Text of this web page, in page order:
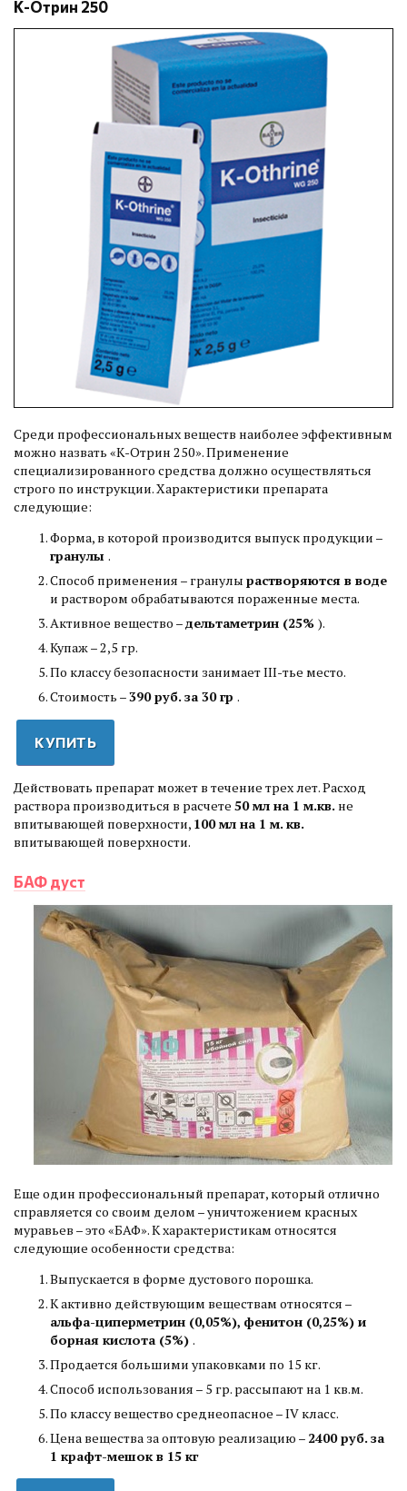
К-Отрин 250
Среди профессиональных веществ наиболее эффективным
можно назвать «К-Отрин 250». Применение
специализированного средства должно осуществляться
строго по инструкции. Характеристики препарата
следующие:
Форма, в которой производится выпуск продукции –
гранулы .
Способ применения – гранулы растворяются в воде
и раствором обрабатываются пораженные места.
Активное вещество –дельтаметрин (25% ).
Купаж – 2,5 гр.
По классу безопасности занимает III-тье место.
Стоимость –390 руб. за 30 гр .
КУПИТЬ
Действовать препарат может в течение трех лет. Расход
раствора производиться в расчете 50 мл на 1 м.кв. не
впитывающей поверхности, 100 мл на 1 м. кв.
впитывающей поверхности.
БАФ дуст
Еще один профессиональный препарат, который отлично
справляется со своим делом – уничтожением красных
муравьев – это «БАФ». К характеристикам относятся
следующие особенности средства:
Выпускается в форме дустового порошка.
К активно действующим веществам относятся –
альфа-циперметрин (0,05%), фенитон (0,25%) и
борная кислота (5%) .
Продается большими упаковками по 15 кг.
Способ использования – 5 гр. рассыпают на 1 кв.м.
По классу вещество среднеопасное – IV класс.
Цена вещества за оптовую реализацию – 2400 руб. за
1 крафт-мешок в 15 кг